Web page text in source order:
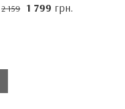
2 159 1 799 грн.